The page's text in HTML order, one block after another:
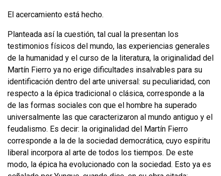
El acercamiento está hecho.
Planteada así la cuestión, tal cual la presentan los
testimonios físicos del mundo, las experiencias generales
de la humanidad y el curso de la literatura, la originalidad del
Martín Fierro ya no erige dificultades insalvables para su
iden­tificación dentro del arte universal: su peculiaridad, con
respecto a la épica tra­dicional o clásica, corresponde a la
de las formas sociales con que el hombre ha superado
universalmente las que caracterizaron al mundo antiguo y el
feudalis­mo. Es decir: la originalidad del Martín Fierro
corresponde a la de la sociedad democrática, cuyo espíritu
liberal incorpora al arte de todos los tiempos. De este
modo, la épica ha evolucionado con la sociedad. Esto ya es